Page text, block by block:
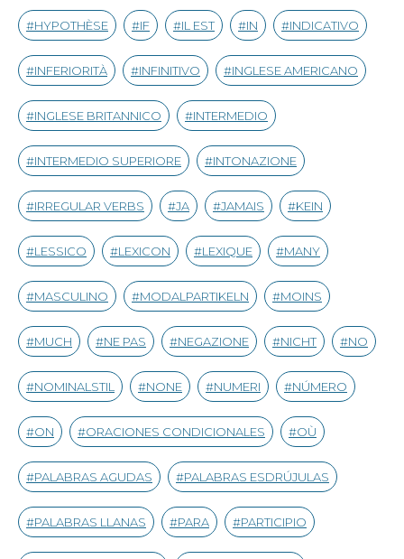
HYPOTHÈSE IF IL EST IN INDICATIVO
INFERIORITÀ INFINITIVO INGLESE AMERICANO
INGLESE BRITANNICO INTERMEDIO
INTERMEDIO SUPERIORE INTONAZIONE
IRREGULAR VERBS JA JAMAIS KEIN
LESSICO LEXICON LEXIQUE MANY
MASCULINO MODALPARTIKELN MOINS
MUCH NE PAS NEGAZIONE NICHT NO
NOMINALSTIL NONE NUMERI NÚMERO
ON ORACIONES CONDICIONALES OÙ
PALABRAS AGUDAS PALABRAS ESDRÚJULAS
PALABRAS LLANAS PARA PARTICIPIO